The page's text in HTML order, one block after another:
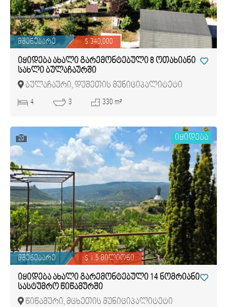
მშენებარე $ 340,000
იყიდება ახალი გარემონტებული 8 ოთახიანი
სახლი ბულაჩაურში
ბულაჩაური, დუშეთის მუნიციპალიტეტი
4 3 330 m²
20 იყიდება
მშენებარე $ 1.5 მილიონი
იყიდება ახალი გარემონტებული 14 ნომრიანი
სასტუმრო წიწამურში
წიწამური, მცხეთის მუნიციპალიტეტი